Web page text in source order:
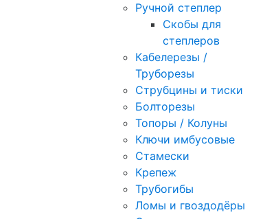
Ручной степлер
Скобы для
степлеров
Кабелерезы /
Труборезы
Струбцины и тиски
Болторезы
Топоры / Колуны
Ключи имбусовые
Стамески
Крепеж
Трубогибы
Ломы и гвоздодёры